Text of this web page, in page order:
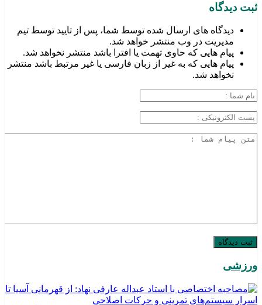
ثبت دیدگاه
دیدگاه های ارسال شده توسط شما، پس از تایید توسط تیم
مدیریت در وب منتشر خواهد شد.
پیام هایی که حاوی تهمت یا افترا باشد منتشر نخواهد شد.
پیام هایی که به غیر از زبان فارسی یا غیر مرتبط باشد منتشر
نخواهد شد.
ورزشی